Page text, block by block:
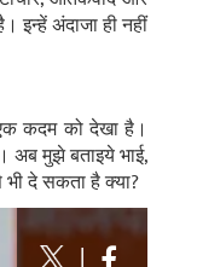
इन्हें अंदाजा ही नहीं
कदम को देखा है।
अब मुझे बताइये भाई,
दे सकता है क्या?
|